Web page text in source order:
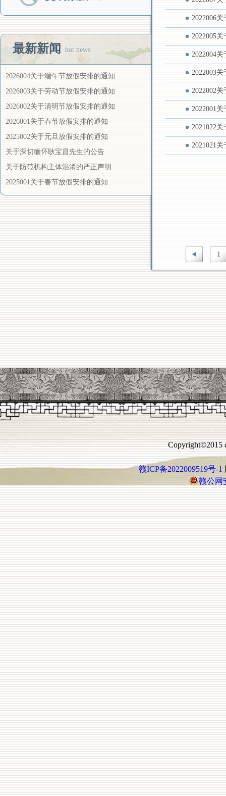
最新新闻 hot news
2026004关于端午节放假安排的通知
2026003关于劳动节放假安排的通知
2026002关于清明节放假安排的通知
2026001关于春节放假安排的通知
2025002关于元旦放假安排的通知
关于深切缅怀耿宝昌先生的公告
关于防范机构主体混淆的严正声明
2025001关于春节放假安排的通知
2022006
2022005
2022004
2022003
2022002
2022001
2021022
2021021
1
Copyright©2015
赣ICP备2022009519号-1
赣公网